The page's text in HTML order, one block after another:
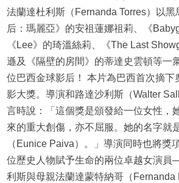
法蘭達杜利斯（Fernanda Torres）以
后：瑪麗亞》的安祖蓮娜祖莉、《
《Lee》的琦溫絲莉、《The Last
遜及《隔壁的房間》的蒂達史雲頓等一
位巴西金球影后！ 本片為巴西首次摘下
影大獎。導演和路達沙利斯（Walter
言時說：「這個獎是頒發給一位女性，
來的重大創傷，亦不屈服。她的名字就
（Eunice Paiva）。」導演同時也將獎
位歷史人物賦予生命的兩位卓越女演
利斯與母親法蘭達蒙特納哥（Fernanda